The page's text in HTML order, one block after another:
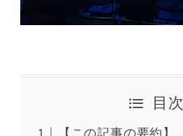
目次